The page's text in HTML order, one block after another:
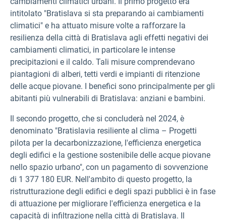
intitolato "Bratislava si sta preparando ai cambiamenti
climatici" e ha attuato misure volte a rafforzare la
resilienza della città di Bratislava agli effetti negativi dei
cambiamenti climatici, in particolare le intense
precipitazioni e il caldo. Tali misure comprendevano
piantagioni di alberi, tetti verdi e impianti di ritenzione
delle acque piovane. I benefici sono principalmente per gli
abitanti più vulnerabili di Bratislava: anziani e bambini.
Il secondo progetto, che si concluderà nel 2024, è
denominato "Bratislavia resiliente al clima – Progetti
pilota per la decarbonizzazione, l'efficienza energetica
degli edifici e la gestione sostenibile delle acque piovane
nello spazio urbano", con un pagamento di sovvenzione
di 1 377 180 EUR. Nell'ambito di questo progetto, la
ristrutturazione degli edifici e degli spazi pubblici è in fase
di attuazione per migliorare l'efficienza energetica e la
capacità di infiltrazione nella città di Bratislava. Il